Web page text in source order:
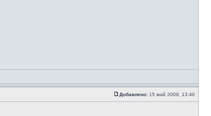
Добавлено: 15 май 2009, 13:40